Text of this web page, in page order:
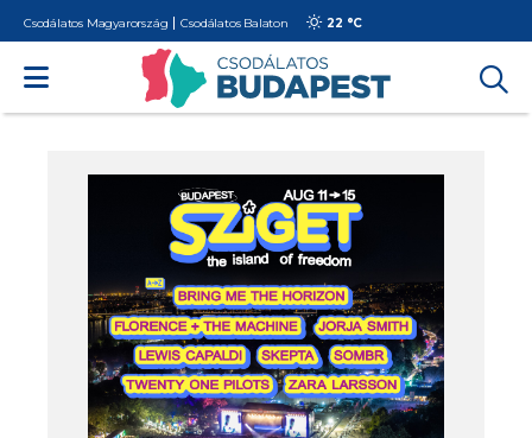
Csodálatos Magyarország Csodálatos Balaton 22 °C